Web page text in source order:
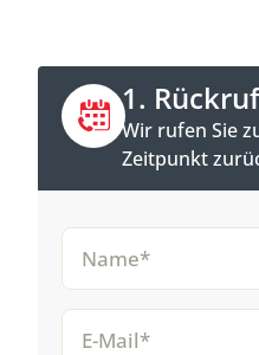
1.
Wir rufen Sie
Zeitpunkt